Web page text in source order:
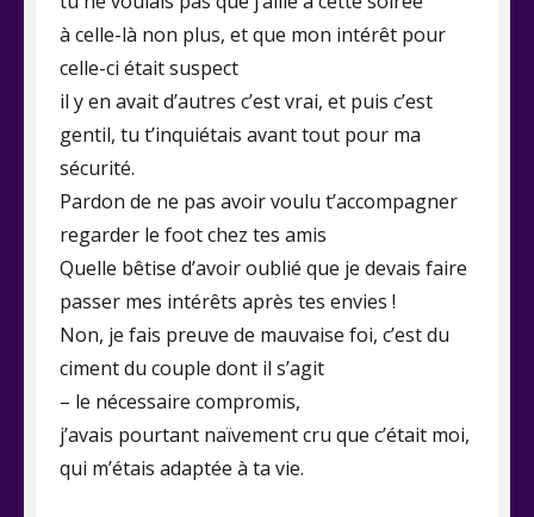
à celle-là non plus, et que mon intérêt pour
celle-ci était suspect
il y en avait d’autres c’est vrai, et puis c’est
gentil, tu t’inquiétais avant tout pour ma
sécurité.
Pardon de ne pas avoir voulu t’accompagner
regarder le foot chez tes amis
Quelle bêtise d’avoir oublié que je devais faire
passer mes intérêts après tes envies !
Non, je fais preuve de mauvaise foi, c’est du
ciment du couple dont il s’agit
– le nécessaire compromis,
j’avais pourtant naïvement cru que c’était moi,
qui m’étais adaptée à ta vie.